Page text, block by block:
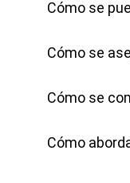
Cómo se
Cómo se
Cómo se
Cómo